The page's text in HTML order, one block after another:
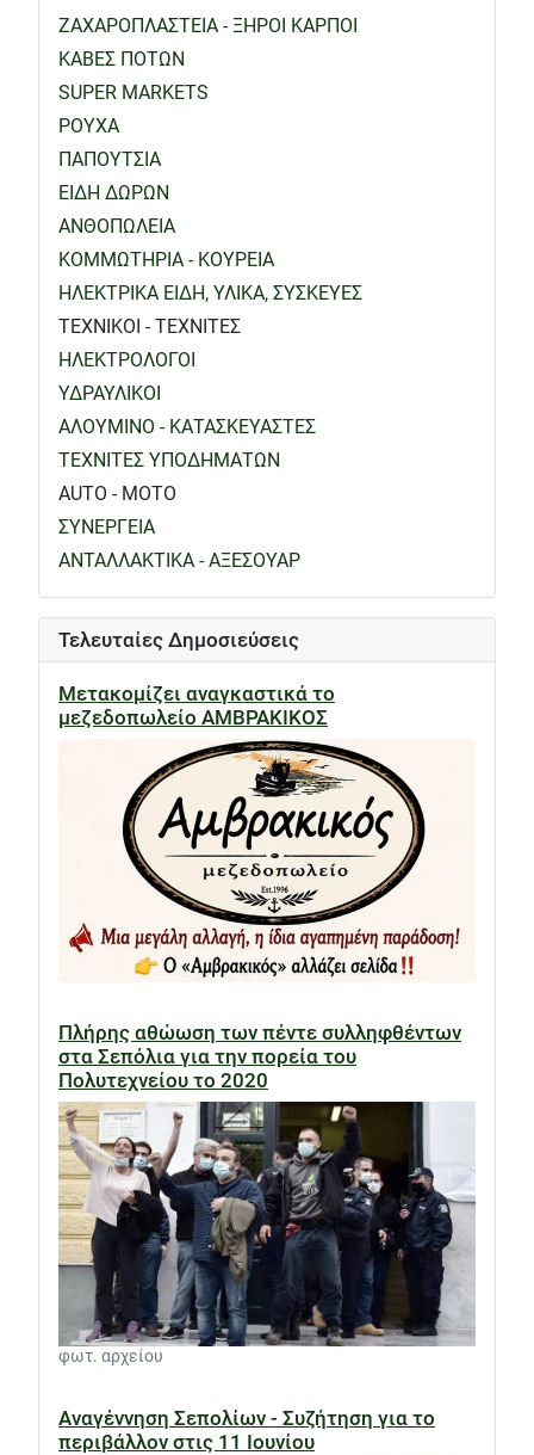
ΖΑΧΑΡΟΠΛΑΣΤΕΙΑ - ΞΗΡΟΙ ΚΑΡΠΟΙ
ΚΑΒΕΣ ΠΟΤΩΝ
SUPER MARKETS
ΡΟΥΧΑ
ΠΑΠΟΥΤΣΙΑ
ΕΙΔΗ ΔΩΡΩΝ
ΑΝΘΟΠΩΛΕΙΑ
ΚΟΜΜΩΤΗΡΙΑ - ΚΟΥΡΕΙΑ
ΗΛΕΚΤΡΙΚΑ ΕΙΔΗ, ΥΛΙΚΑ, ΣΥΣΚΕΥΕΣ
ΤΕΧΝΙΚΟΙ - ΤΕΧΝΙΤΕΣ
ΗΛΕΚΤΡΟΛΟΓΟΙ
ΥΔΡΑΥΛΙΚΟΙ
ΑΛΟΥΜΙΝΟ - ΚΑΤΑΣΚΕΥΑΣΤΕΣ
ΤΕΧΝΙΤΕΣ ΥΠΟΔΗΜΑΤΩΝ
AUTO - MOTO
ΣΥΝΕΡΓΕΙΑ
ΑΝΤΑΛΛΑΚΤΙΚΑ - ΑΞΕΣΟΥΑΡ
Τελευταίες Δημοσιεύσεις
Μετακομίζει αναγκαστικά το
μεζεδοπωλείο ΑΜΒΡΑΚΙΚΟΣ
Πλήρης αθώωση των πέντε συλληφθέντων
στα Σεπόλια για την πορεία του
Πολυτεχνείου το 2020
φωτ. αρχείου
Αναγέννηση Σεπολίων - Συζήτηση για το
περιβάλλον στις 11 Ιουνίου